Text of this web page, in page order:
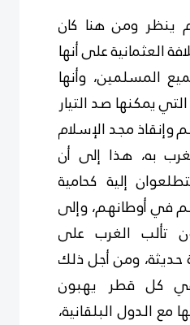
ينظر ومن هنا كان
العثمانية على أنها
المسلمين، وأنها
يمكنها صد التيار
وإنقاذ مجد الإسلام
به، هذا إلى أن
إلية كحامية
في أوطانهم، وإلى
تألب الغرب على
حديثة، ومن أجل ذلك
في كل قطر يهبون
الدول البلقانية،